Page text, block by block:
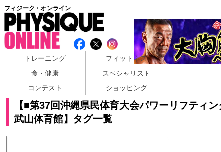
フィジーク・オンライン
トレーニング
フィットネス
食・健康
スペシャリスト
コンテスト
ショッピング
【■第37回沖縄県民体育大会パワーリフテ
武山体育館】タグ一覧